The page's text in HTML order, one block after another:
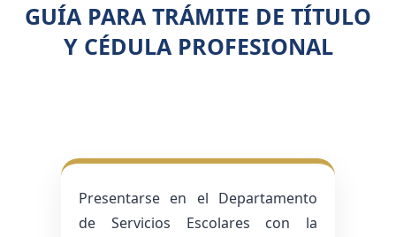
GUÍA PARA TRÁMITE DE TÍTULO
Y CÉDULA PROFESIONAL
Presentarse en el Departamento
de Servicios Escolares con la